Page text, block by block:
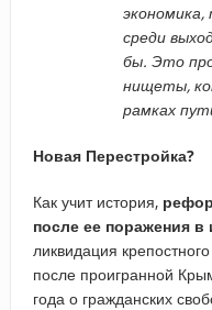
среди
бы. Это
нищеты,
рамках
Новая Перестройка?
Как учит история,
после ее поражения в
ликвидация
после проигранной
года о гражданских